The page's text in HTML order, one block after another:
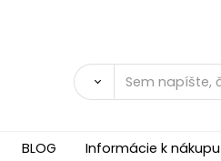
BLOG Informácie k nákupu